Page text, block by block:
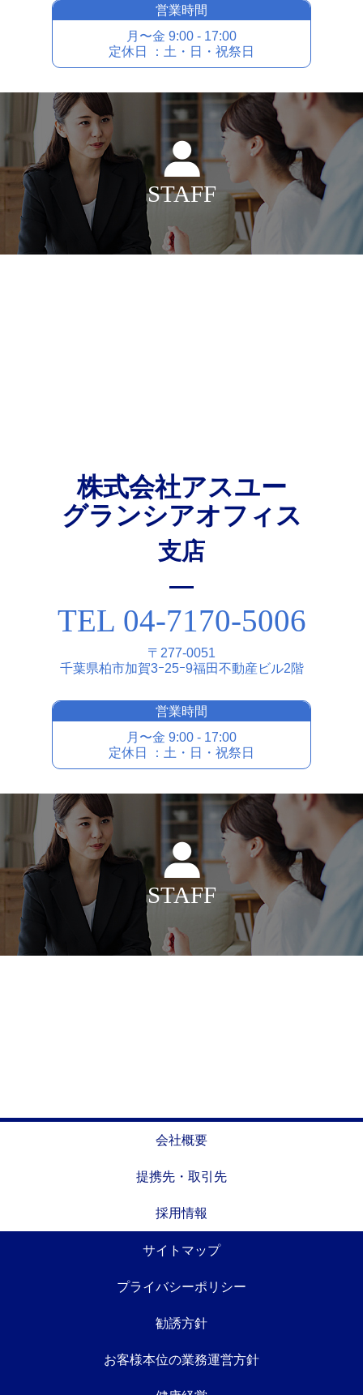
営業時間
⽉〜⾦ 9:00 - 17:00
定休⽇ ：⼟・⽇・祝祭⽇
STAFF
株式会社アスユー
グランシアオフィス
⽀店
TEL 04-7170-5006
〒277-0051
千葉県柏市加賀3ｰ25ｰ9福⽥不動産ビル2階
営業時間
⽉〜⾦ 9:00 - 17:00
定休⽇ ：⼟・⽇・祝祭⽇
STAFF
会社概要
提携先・取引先
採用情報
サイトマップ
プライバシーポリシー
勧誘方針
お客様本位の業務運営方針